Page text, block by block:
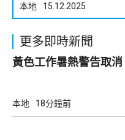
本地 15.12.2025
更多即時新聞
黃色工作暑熱警告取消
本地 18分鐘前